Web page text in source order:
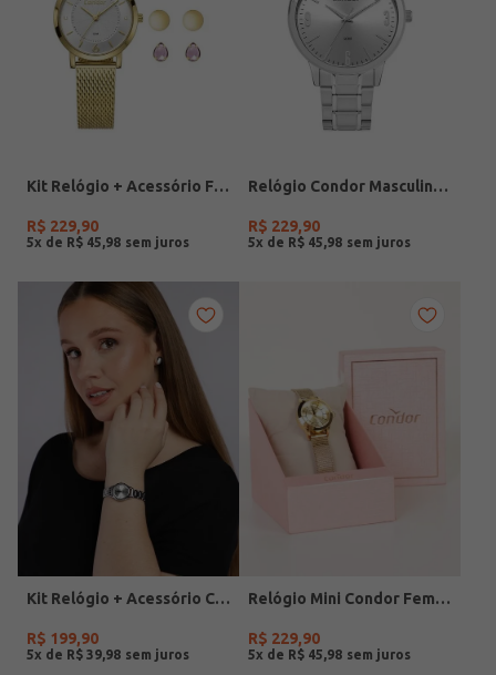
Kit Relógio + Acessório Feminino DOURADO
R$ 229,90
5x de R$ 45 98
Relógio Condor Masculino PRATA
R$ 229,90
5x de R$ 45 98
Kit Relógio + Acessório Condor Feminino PRATA
R$ 199,90
5x de R$ 39 98
Relógio Mini Condor Feminino DOURADO
R$ 229,90
5x de R$ 45 98